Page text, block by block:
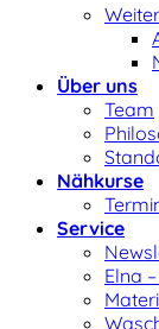
Über uns
Team
Nähkurse
Service
Elna